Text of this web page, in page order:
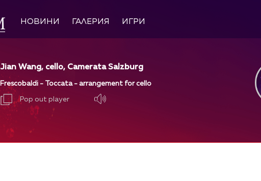
НОВИНИ ГАЛЕРИЯ ИГРИ
Jian Wang, cello, Camerata Salzburg
Frescobaldi - Toccata - arrangement for cello
Pop out player